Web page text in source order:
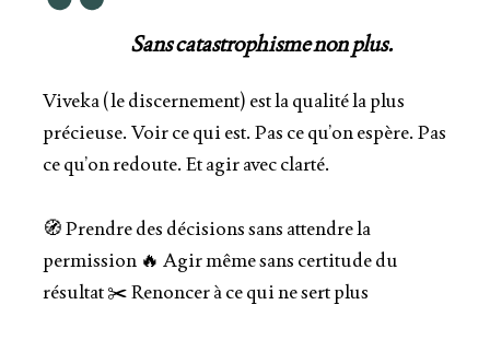
Sans catastrophisme non plus.
Viveka(le discernement) est la qualité la plus
précieuse. Voir ce qui est. Pas ce qu’on espère. Pas
ce qu’on redoute. Et agir avec clarté.
🧭 Prendre des décisions sans attendre la
permission 🔥 Agir même sans certitude du
résultat ✂️ Renoncer à ce qui ne sert plus